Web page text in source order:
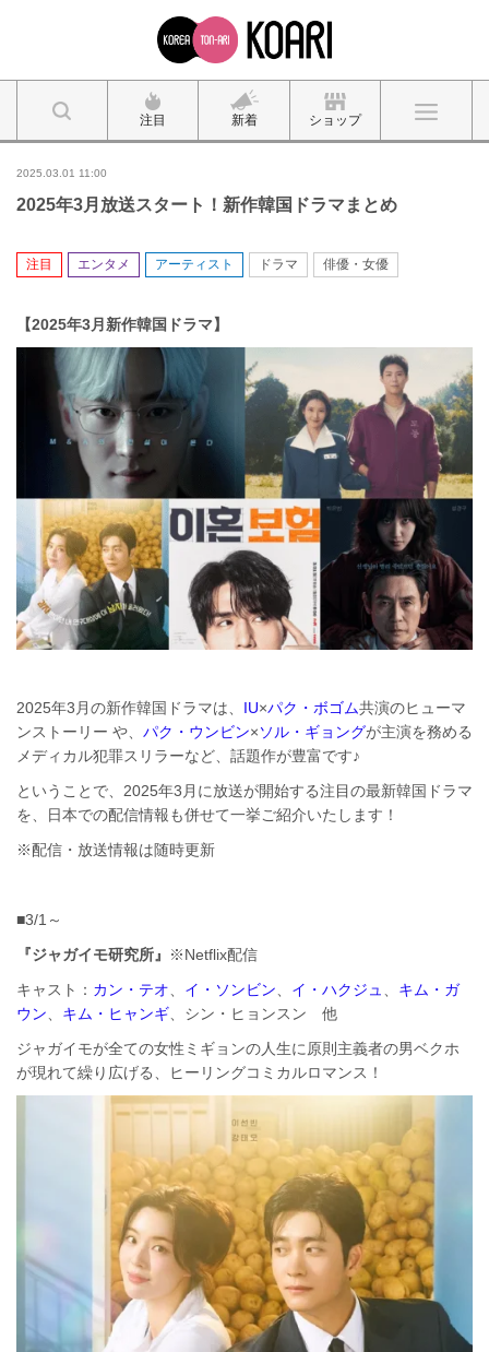
注目 新着 ショップ
2025.03.01 11:00
2025年3月放送スタート！新作韓国ドラマまとめ
注目 エンタメ アーティスト ドラマ 俳優・女優
【2025年3月新作韓国ドラマ】
2025年3月の新作韓国ドラマは、 IU×パク・ボゴム共演のヒューマ
ンストーリー や、 パク・ウンビン×ソル・ギョングが主演を務める
メディカル犯罪スリラーなど、話題作が豊富です♪
ということで、2025年3月に放送が開始する注目の最新韓国ドラマ
を、日本での配信情報も併せて一挙ご紹介いたします！
※配信・放送情報は随時更新
■3/1～
『ジャガイモ研究所』
※Netflix配信
キャスト： カン・テオ、 イ・ソンビン、 イ・ハクジュ、 キム・ガ
ウン、 キム・ヒャンギ、シン・ヒョンスン 他
ジャガイモが全ての女性ミギョンの人生に原則主義者の男ベクホ
が現れて繰り広げる、ヒーリングコミカルロマンス！